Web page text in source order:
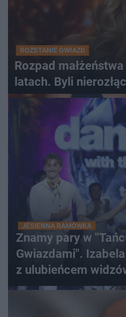
ROZSTANIE GWIAZD
Rozpad
latach. Byli
JESIENNA RAMÓWKA
Znamy pary w
Gwiazdami".
z ulubieńcem